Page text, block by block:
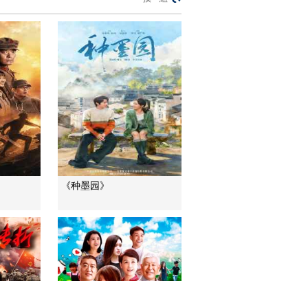
“蜜蜂博士”的甜蜜事業
教你看懂食品標籤莫
中計
健康之路
“沉睡”4年保單的時效
之爭
今日説法
自然秘境 荒漠翠影蘊
“最後的水上公交”擺渡
人
三農群英匯
《种墨园》